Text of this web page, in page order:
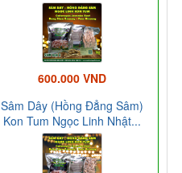
600.000 VND
Sâm Dây (Hồng Đẳng Sâm)
Kon Tum Ngọc Linh Nhật...